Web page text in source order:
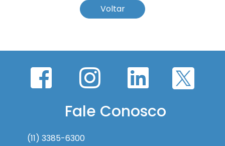
Voltar
Fale Conosco
(11) 3385-6300